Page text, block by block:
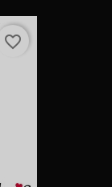
favorite_border